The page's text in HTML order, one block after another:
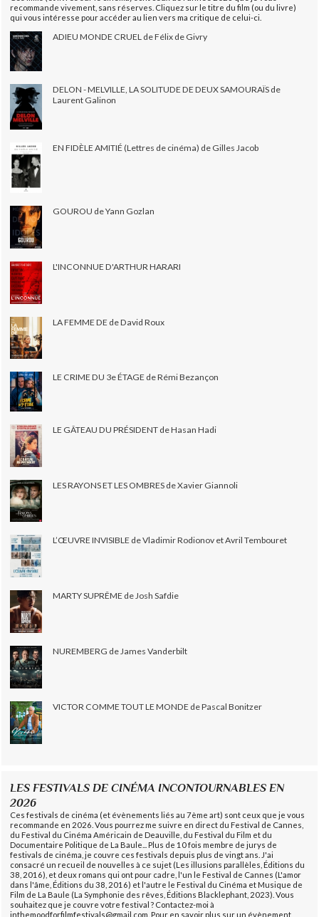
recommande vivement, sans réserves. Cliquez sur le titre du film (ou du livre)
qui vous intéresse pour accéder au lien vers ma critique de celui-ci.
ADIEU MONDE CRUEL de Félix de Givry
DELON - MELVILLE, LA SOLITUDE DE DEUX SAMOURAÏS de
Laurent Galinon
EN FIDÈLE AMITIÉ (Lettres de cinéma) de Gilles Jacob
GOUROU de Yann Gozlan
L'INCONNUE D'ARTHUR HARARI
LA FEMME DE de David Roux
LE CRIME DU 3e ÉTAGE de Rémi Bezançon
LE GÂTEAU DU PRÉSIDENT de Hasan Hadi
LES RAYONS ET LES OMBRES de Xavier Giannoli
L’ŒUVRE INVISIBLE de Vladimir Rodionov et Avril Tembouret
MARTY SUPRÊME de Josh Safdie
NUREMBERG de James Vanderbilt
VICTOR COMME TOUT LE MONDE de Pascal Bonitzer
LES FESTIVALS DE CINÉMA INCONTOURNABLES EN
2026
Ces festivals de cinéma (et évènements liés au 7ème art) sont ceux que je vous
recommande en 2026. Vous pourrez me suivre en direct du Festival de Cannes,
du Festival du Cinéma Américain de Deauville, du Festival du Film et du
Documentaire Politique de La Baule... Plus de 10 fois membre de jurys de
festivals de cinéma, je couvre ces festivals depuis plus de vingt ans. J'ai
consacré un recueil de nouvelles à ce sujet (Les illusions parallèles, Éditions du
38, 2016), et deux romans qui ont pour cadre, l'un le Festival de Cannes (L'amor
dans l'âme, Éditions du 38, 2016) et l'autre le Festival du Cinéma et Musique de
Film de La Baule (La Symphonie des rêves, Éditions Blacklephant, 2023). Vous
souhaitez que je couvre votre festival ? Contactez-moi à
inthemoodforfilmfestivals@gmail.com. Pour en savoir plus sur un évènement